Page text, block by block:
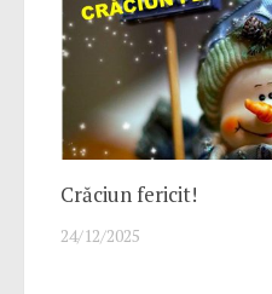
Crăciun fericit!
24/12/2025